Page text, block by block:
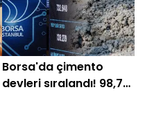
Borsa'da çimento
devleri sıralandı! 98,7